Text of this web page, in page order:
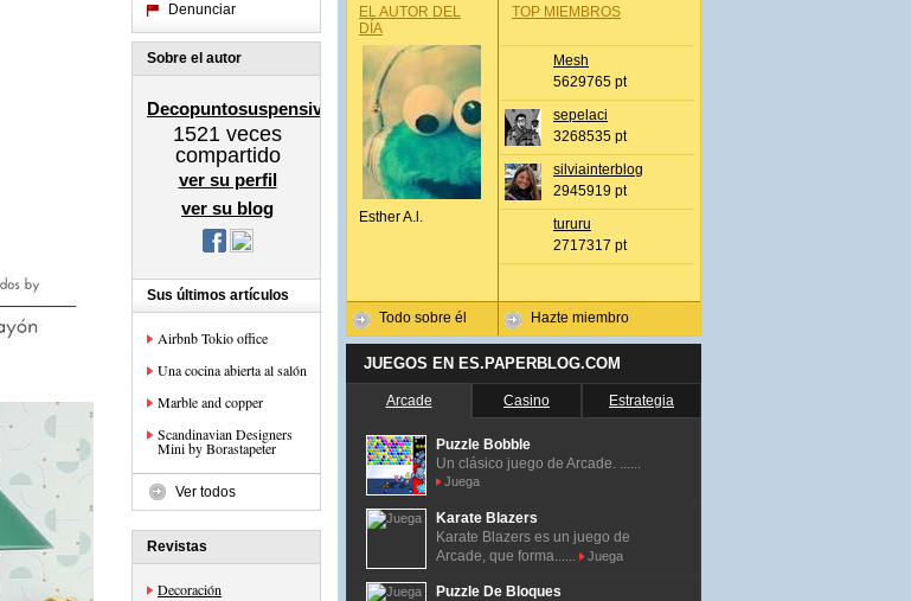
Denunciar
Sobre el autor
Decopuntosuspensivo
1521 veces
compartido
ver su perfil
ver su blog
Sus últimos artículos
Airbnb Tokio office
Una cocina abierta al salón
Marble and copper
Scandinavian Designers
Mini by Borastapeter
Ver todos
Revistas
Decoración
EL AUTOR DEL
DÍA
Esther A.l.
Todo sobre él
TOP MIEMBROS
Mesh
5629765 pt
sepelaci
3268535 pt
silviainterblog
2945919 pt
tururu
2717317 pt
Hazte miembro
JUEGOS EN ES.PAPERBLOG.COM
Arcade Casino Estrategia
Puzzle Bobble
Un clásico juego de Arcade. ......
Juega
Karate Blazers
Karate Blazers es un juego de
Arcade, que forma......
Juega
Puzzle De Bloques